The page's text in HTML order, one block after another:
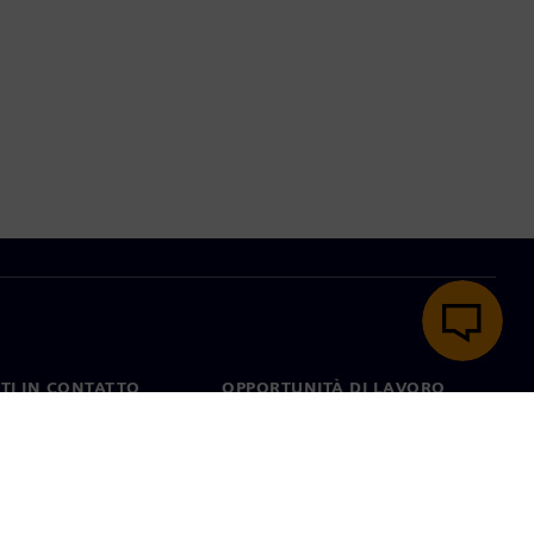
IN CONTATTO OPPORTUNITÀ DI LAVORO